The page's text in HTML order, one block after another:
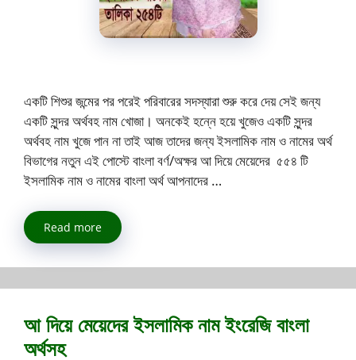
একটি শিশুর জন্মের পর পরেই পরিবারের সদস্যারা শুরু করে দেয় সেই জন্য
একটি সুন্দর অর্থবহ নাম খোজা। অনকেই হন্নে হয়ে খুজেও একটি সুন্দর
অর্থবহ নাম খুজে পান না তাই আজ তাদের জন্য ইসলামিক নাম ও নামের অর্থ
বিভাগের নতুন এই পোস্টে বাংলা বর্ণ/অক্ষর আ দিয়ে মেয়েদের ৫৫৪ টি
ইসলামিক নাম ও নামের বাংলা অর্থ আপনাদের …
Read more
আ দিয়ে মেয়েদের ইসলামিক নাম ইংরেজি বাংলা
অর্থসহ